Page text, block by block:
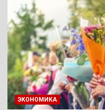
ЭКОНОМИКА